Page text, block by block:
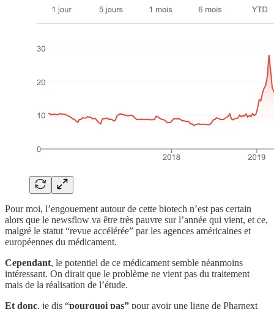
Pour moi, l’engouement autour de cette biotech n’est pas certain
alors que le newsflow va être très pauvre sur l’année qui vient, et ce,
malgré le statut “revue accélérée” par les agences américaines et
européennes du médicament.
Cependant, le potentiel de ce médicament semble néanmoins
intéressant. On dirait que le problème ne vient pas du traitement
mais de la réalisation de l’étude.
Et donc, je dis “pourquoi pas” pour avoir une ligne de Pharnext